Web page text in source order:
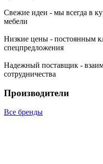
Свежие идеи - мы всегда в
мебели
Низкие цены - постоянным
спецпредложения
Надежный поставщик -
сотрудничества
Производители
Все бренды